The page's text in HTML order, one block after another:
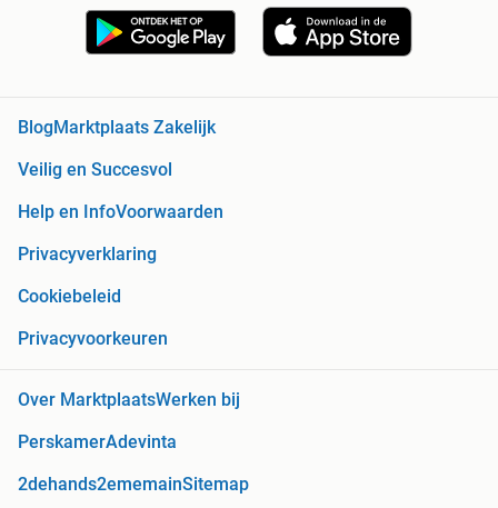
Blog Marktplaats Zakelijk
Veilig en Succesvol
Help en InfoVoorwaarden
Privacyverklaring
Cookiebeleid
Privacyvoorkeuren
Over MarktplaatsWerken bij
PerskamerAdevinta
2dehands2ememainSitemap